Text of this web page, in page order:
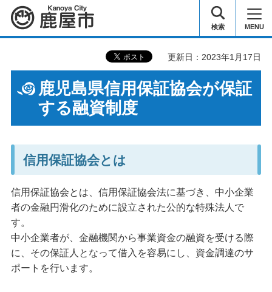
鹿屋市 検索 MENU
更新日：2023年1月17日
鹿児島県信用保証協会が保証
する融資制度
信用保証協会とは
信用保証協会とは、信用保証協会法に基づき、中小企業
者の金融円滑化のために設立された公的な特殊法人で
す。
中小企業者が、金融機関から事業資金の融資を受ける際
に、その保証人となって借入を容易にし、資金調達のサ
ポートを行います。